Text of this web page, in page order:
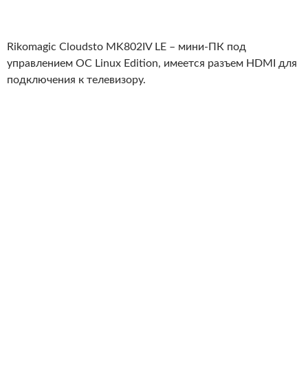
Rikomagic Cloudsto MK802IV LE – мини-ПК под
управлением ОС Linux Edition, имеется разъем HDMI для
подключения к телевизору.